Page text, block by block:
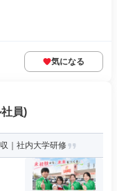
気になる
員)
｜社内大学研修